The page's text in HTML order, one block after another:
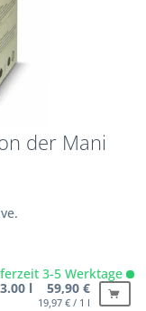
der Mani
3-5 Werktage
3.00 l 59,90 €
19,97 € / 1 l